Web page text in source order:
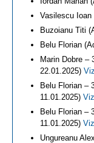
Vasilescu Ioan
Buzoianu Titi
Belu Florian
Marin Dobre –
22.01.2025)
Belu Florian –
11.01.2025)
Belu Florian –
11.01.2025)
Ungureanu